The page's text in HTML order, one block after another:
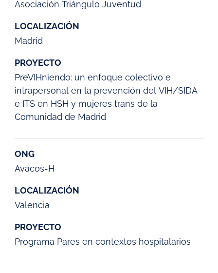
Asociación Triángulo Juventud
LOCALIZACIÓN
Madrid
PROYECTO
PreVIHniendo: un enfoque colectivo e
intrapersonal en la prevención del VIH/SIDA
e ITS en HSH y mujeres trans de la
Comunidad de Madrid
ONG
Avacos-H
LOCALIZACIÓN
Valencia
PROYECTO
Programa Pares en contextos hospitalarios